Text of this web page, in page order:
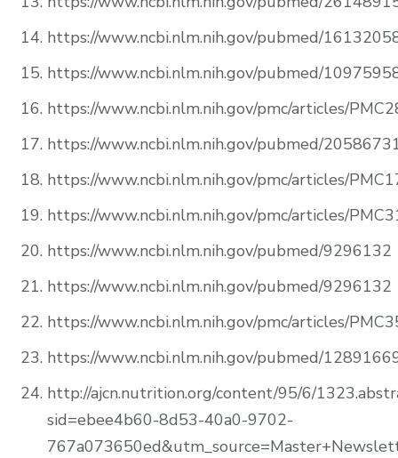
https://www.ncbi.nlm.nih.gov/pubmed/
https://www.ncbi.nlm.nih.gov/pubmed/
https://www.ncbi.nlm.nih.gov/pmc/articles/
https://www.ncbi.nlm.nih.gov/pubmed/
https://www.ncbi.nlm.nih.gov/pmc/articles/
https://www.ncbi.nlm.nih.gov/pmc/articles/
https://www.ncbi.nlm.nih.gov/pubmed/9296132
https://www.ncbi.nlm.nih.gov/pubmed/9296132
https://www.ncbi.nlm.nih.gov/pmc/articles/
https://www.ncbi.nlm.nih.gov/pubmed/
http://ajcn.nutrition.org/content/95/6/
sid=ebee4b60-8d53-40a0-9702-